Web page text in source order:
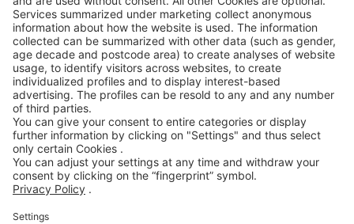
ได้รับการรับรองโดย
การสนับสนุนของเรา